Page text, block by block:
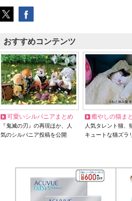
おすすめコンテンツ
可愛いシルバニアまとめ
『鬼滅の刃』の再現ほか、人
気のシルバニア投稿を公開
癒やしの猫ま
人気タレント猫
キュートな猫ズラ